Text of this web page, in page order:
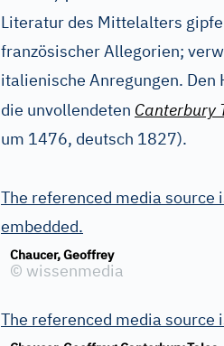
Literatur des Mittelalters
französischer Allegorien;
italienische Anregungen. Den
die unvollendeten Canterbury
um 1476, deutsch 1827).
The referenced media source
embedded.
Chaucer, Geoffrey
© wissenmedia
The referenced media source